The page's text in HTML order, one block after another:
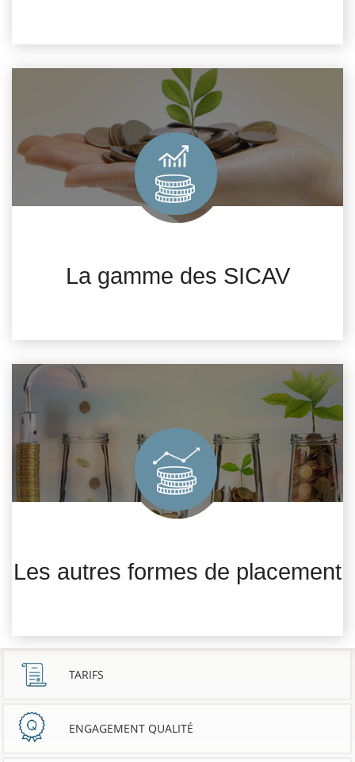
La gamme des SICAV
Les autres formes de placement
TARIFS
ENGAGEMENT QUALITÉ